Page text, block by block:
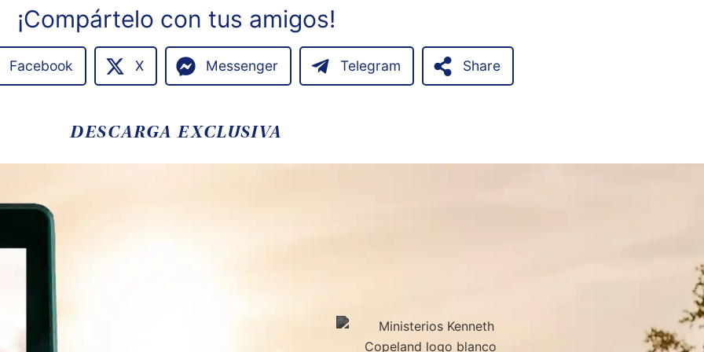
¡Compártelo con tus amigos!
Facebook X Messenger Telegram Share
DESCARGA EXCLUSIVA